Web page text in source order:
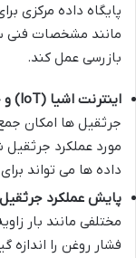
پایگاه داده مرکزی
مانند مشخصات فنی
بازرسی عمل کند.
اینترنت اشیا (IoT) و
جرثقیل ها امکان
مورد عملکرد جرثقیل
داده ها می تواند
پایش عملکرد
مختلفی مانند بار
فشار روغن را اندازه